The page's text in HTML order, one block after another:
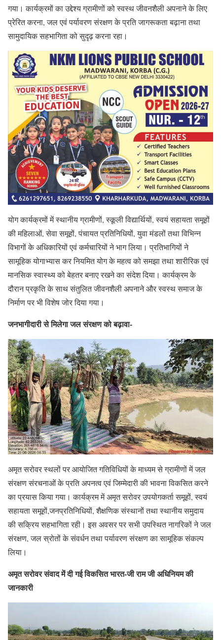
गया। कार्यक्रमों का उद्देश्य ग्रामीणों को स्वस्थ जीवनशैली अपनाने के लिए
प्रेरित करना, जल एवं पर्यावरण संरक्षण के प्रति जागरूकता बढ़ाना तथा
सामुदायिक सहभागिता को सुदृढ़ करना रहा।
योग कार्यक्रमों में स्थानीय ग्रामीणों, स्कूली विद्यार्थियों, स्वयं सहायता समूहों
की महिलाओं, सेवा समूहों, पंचायत प्रतिनिधियों, युवा मंडलों तथा विभिन्न
विभागों के अधिकारियों एवं कर्मचारियों ने भाग लिया। प्रतिभागियों ने
सामूहिक योगाभ्यास कर नियमित योग के महत्व को समझा तथा शारीरिक एवं
मानसिक स्वास्थ्य को बेहतर बनाए रखने का संदेश दिया। कार्यक्रम के
दौरान प्रकृति के साथ संतुलित जीवनशैली अपनाने और स्वस्थ समाज के
निर्माण पर भी विशेष जोर दिया गया।
जनभागीदारी से मिलेगा जल संरक्षण को बढ़ावा-
अमृत सरोवर स्थलों पर आयोजित गतिविधियों के माध्यम से ग्रामीणों में जल
संरक्षण संरचनाओं के प्रति अपनत्व एवं जिम्मेदारी की भावना विकसित करने
का प्रयास किया गया। कार्यक्रम में अमृत सरोवर उपयोगकर्ता समूहों, स्वयं
सहायता समूहों,जनप्रतिनिधियों, शैक्षणिक संस्थानों तथा स्थानीय समुदाय
की सक्रिय सहभागिता रही। इस अवसर पर सभी उपस्थित नागरिकों ने जल
संरक्षण, जल स्रोतों के संवर्धन तथा पर्यावरण संरक्षण का सामूहिक संकल्प
लिया।
अमृत सरोवर संवाद में दी गई विकसित भारत-जी राम जी अधिनियम की
जानकारी